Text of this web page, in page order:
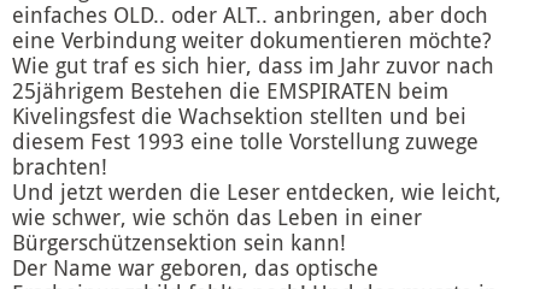
einfaches OLD.. oder ALT.. anbringen, aber doch
eine Verbindung weiter dokumentieren möchte?
Wie gut traf es sich hier, dass im Jahr zuvor nach
25jährigem Bestehen die EMSPIRATEN beim
Kivelingsfest die Wachsektion stellten und bei
diesem Fest 1993 eine tolle Vorstellung zuwege
brachten!
Und jetzt werden die Leser entdecken, wie leicht,
wie schwer, wie schön das Leben in einer
Bürgerschützensektion sein kann!
Der Name war geboren, das optische